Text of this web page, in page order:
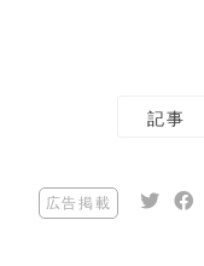
記事
広告掲載